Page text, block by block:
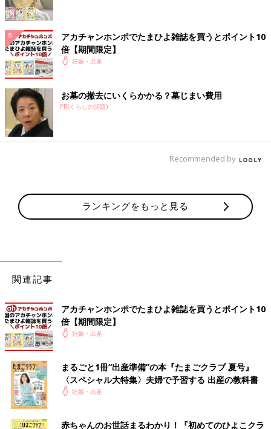
アカチャンホンポでたまひよ雑誌を買うとポイント10
倍【期間限定】
妊娠・出産
お墓の撤去にいくらかかる？墓じまい費用
PR(くらしの話題)
Recommended by
ランキングをもっと見る
関連記事
アカチャンホンポでたまひよ雑誌を買うとポイント10
倍【期間限定】
妊娠・出産
まるごと1冊“出産準備”の本『たまごクラブ 夏号』
〈スペシャル大特集〉夫婦で予習する 出産の教科書
妊娠・出産
赤ちゃんのお世話まるわかり！『初めてのひよこクラ